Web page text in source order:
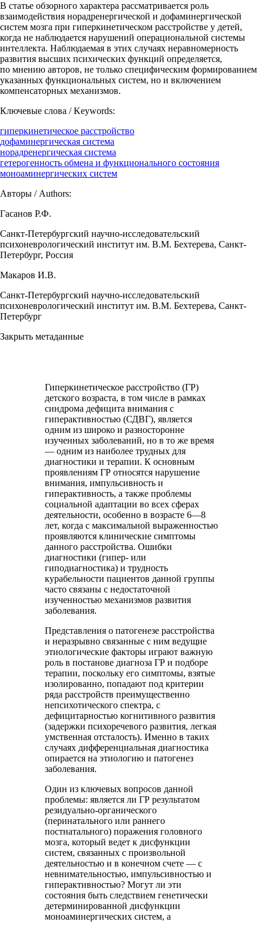
В статье обзорного характера рассматривается роль
взаимодействия норадренергической и дофаминергической
систем мозга при гиперкинетическом расстройстве у детей,
когда не наблюдается нарушений операциональной системы
интеллекта. Наблюдаемая в этих случаях неравномерность
развития высших психических функций определяется,
по мнению авторов, не только специфическим формированием
указанных функциональных систем, но и включением
компенсаторных механизмов.
Ключевые слова / Keywords:
гиперкинетическое расстройство
дофаминергическая система
норадренергическая система
гетерогенность обмена и функционального состояния
моноаминергических систем
Авторы / Authors:
Гасанов Р.Ф.
Санкт-Петербургский научно-исследовательский
психоневрологический институт им. В.М. Бехтерева, Санкт-
Петербург, Россия
Макаров И.В.
Санкт-Петербургский научно-исследовательский
психоневрологический институт им. В.М. Бехтерева, Санкт-
Петербург
Закрыть метаданные
Гиперкинетическое расстройство (ГР)
детского возраста, в том числе в рамках
синдрома дефицита внимания с
гиперактивностью (СДВГ), является
одним из широко и разносторонне
изученных заболеваний, но в то же время
— одним из наиболее трудных для
диагностики и терапии. К основным
проявлениям ГР относятся нарушение
внимания, импульсивность и
гиперактивность, а также проблемы
социальной адаптации во всех сферах
деятельности, особенно в возрасте 6—8
лет, когда с максимальной выраженностью
проявляются клинические симптомы
данного расстройства. Ошибки
диагностики (гипер- или
гиподиагностика) и трудность
курабельности пациентов данной группы
часто связаны с недостаточной
изученностью механизмов развития
заболевания.
Представления о патогенезе расстройства
и неразрывно связанные с ним ведущие
этиологические факторы играют важную
роль в постанове диагноза ГР и подборе
терапии, поскольку его симптомы, взятые
изолированно, попадают под критерии
ряда расстройств преимущественно
непсихотического спектра, с
дефицитарностью когнитивного развития
(задержки психоречевого развития, легкая
умственная отсталость). Именно в таких
случаях дифференциальная диагностика
опирается на этиологию и патогенез
заболевания.
Один из ключевых вопросов данной
проблемы: является ли ГР результатом
резидуально-органического
(перинатального или раннего
постнатального) поражения головного
мозга, который ведет к дисфункции
систем, связанных с произвольной
деятельностью и в конечном счете — с
невнимательностью, импульсивностью и
гиперактивностью? Могут ли эти
состояния быть следствием генетически
детерминированной дисфункции
моноаминергических систем, а